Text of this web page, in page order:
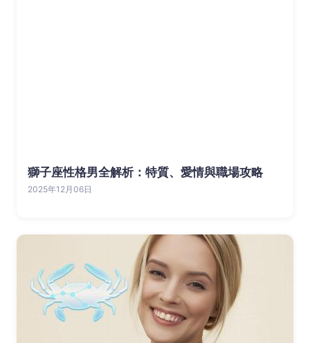
獅子座性格男全解析：特質、愛情與職場攻略
2025年12月06日